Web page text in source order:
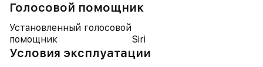
Голосовой помощник
Установленный голосовой
помощник
Siri
Условия эксплуатации